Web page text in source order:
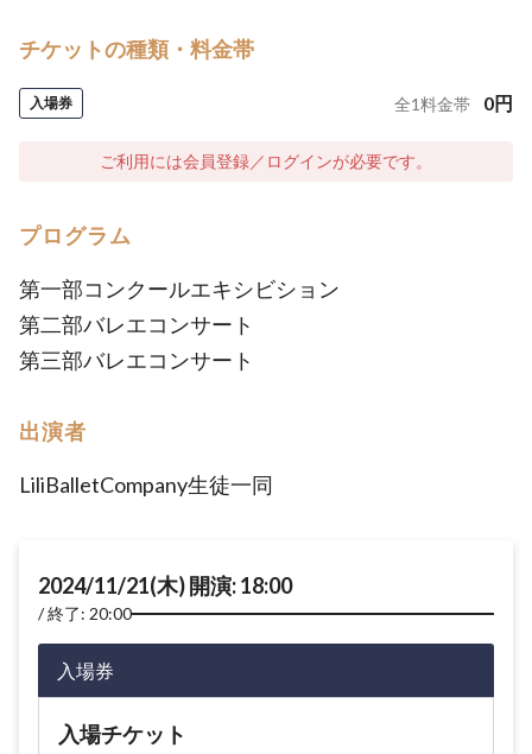
チケットの種類・料金帯
入場券 全1料金帯 0円
ご利用には会員登録／ログインが必要です。
プログラム
第一部コンクールエキシビション
第二部バレエコンサート
第三部バレエコンサート
出演者
LiliBalletCompany生徒一同
2024/11/21(木) 開演: 18:00
終了: 20:00
入場券
入場チケット